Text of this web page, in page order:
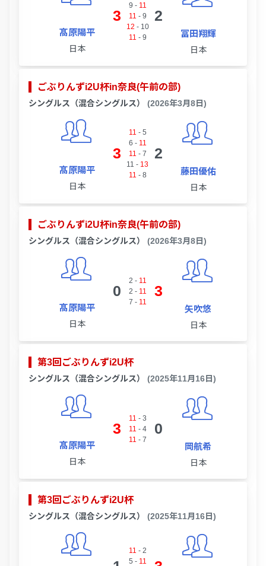
髙原陽平
日本
3
9 - 11
11 - 9
12 - 10
11 - 9
2
冨田翔輝
日本
ごぶりんずi2U杯in奈良(午前の部)
シングルス（混合シングルス） (2026年3月8日)
髙原陽平
日本
3
11 - 5
6 - 11
11 - 7
11 - 13
11 - 8
2
藤田優佑
日本
ごぶりんずi2U杯in奈良(午前の部)
シングルス（混合シングルス） (2026年3月8日)
髙原陽平
日本
0
2 - 11
2 - 11
7 - 11
3
矢吹悠
日本
第3回ごぶりんずi2U杯
シングルス（混合シングルス） (2025年11月16日)
髙原陽平
日本
3
11 - 3
11 - 4
11 - 7
0
岡航希
日本
第3回ごぶりんずi2U杯
シングルス（混合シングルス） (2025年11月16日)
11 - 2
5 - 11